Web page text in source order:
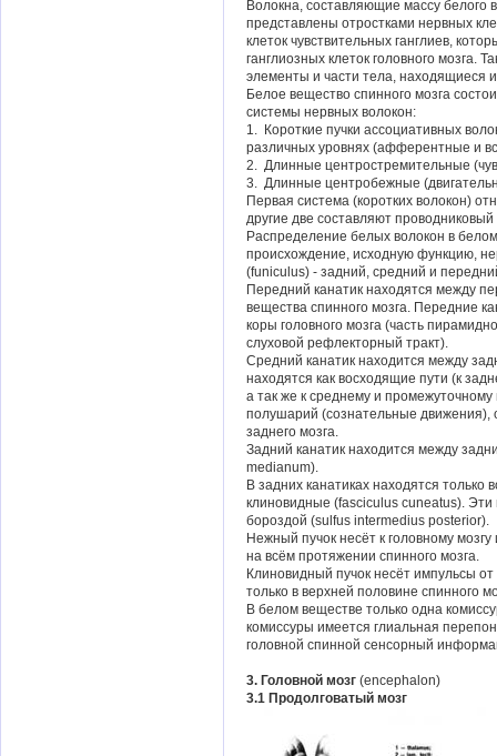
Волокна, составляющие массу
представлены отростками нервных
клеток чувствительных ганглиев,
ганглиозных клеток головного мозга.
элементы и части тела, находящиеся
Белое вещество спинного мозга
системы нервных волокон:
1. Короткие пучки ассоциативных
различных уровнях (афферентные и
2. Длинные центростремительные
3. Длинные центробежные
Первая система (коротких волокон)
другие две составляют
Распределение белых волокон в
происхождение, исходную функцию,
(funiculus) - задний, средний и
Передний канатик находятся между
вещества спинного мозга. Передние
коры головного мозга (часть
слуховой рефлекторный тракт).
Средний канатик находится между
находятся как восходящие пути (к
а так же к среднему и
полушарий (сознательные движения),
заднего мозга.
Задний канатик находится между
medianum).
В задних канатиках находятся
клиновидные (fasciculus cuneatus). Эти
бороздой (sulfus intermedius posterior).
Нежный пучок несёт к головному
на всём протяжении спинного мозга.
Клиновидный пучок несёт импульсы
только в верхней половине спинного
В белом веществе только одна
комиссуры имеется глиальная
головной спинной сенсорный
3. Головной мозг (encephalon)
3.1 Продолговатый мозг